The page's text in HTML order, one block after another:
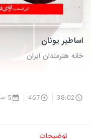
اساطیر یونان
خانه هنرمندان ایران
38:02
467 5 سال پیش
توضیحات